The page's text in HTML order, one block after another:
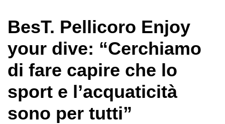
BesT. Pellicoro Enjoy
your dive: “Cerchiamo
di fare capire che lo
sport e l’acquaticità
sono per tutti”